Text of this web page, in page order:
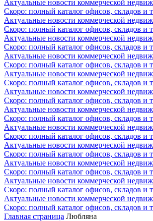
Актуальные новости коммерческой
Скоро: полный каталог офисов, складов и
Актуальные новости коммерческой
Скоро: полный каталог офисов, складов и
Актуальные новости коммерческой
Скоро: полный каталог офисов, складов и
Актуальные новости коммерческой
Скоро: полный каталог офисов, складов и
Актуальные новости коммерческой
Скоро: полный каталог офисов, складов и
Актуальные новости коммерческой
Скоро: полный каталог офисов, складов и
Актуальные новости коммерческой
Скоро: полный каталог офисов, складов и
Актуальные новости коммерческой
Скоро: полный каталог офисов, складов и
Актуальные новости коммерческой
Скоро: полный каталог офисов, складов и
Актуальные новости коммерческой
Скоро: полный каталог офисов, складов и
Актуальные новости коммерческой
Скоро: полный каталог офисов, складов и
Актуальные новости коммерческой
Скоро: полный каталог офисов, складов и
Главная страница Любляна